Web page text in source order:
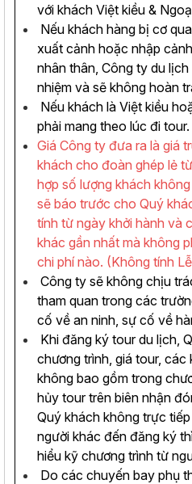
với khách Việt kiều &
Nếu khách hàng bị cơ
xuất cảnh hoặc nhập
nhân thân, Công ty du
nhiệm và sẽ không hoàn
Nếu khách là Việt kiều
phải mang theo lúc đi tour.
Giá Công ty đưa ra là giá
khách cho đoàn ghép lẻ
hợp số lượng khách
sẽ báo trước cho Quý
tính từ ngày khởi hành và
khác gần nhất mà không
chi phí nào. (Không tính
Công ty sẽ không chịu
tham quan trong các
cố về an ninh, sự cố về
Khi đăng ký tour du lịch,
chương trình, giá tour,
không bao gồm trong
hủy tour trên biên nhận
Quý khách không trực
người khác đến đăng ký
hiểu kỹ chương trình từ
Do các chuyến bay phụ